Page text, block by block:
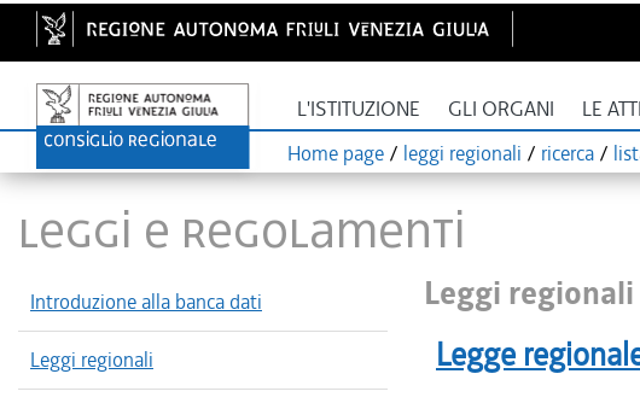
L'ISTITUZIONE GLI ORGANI LE
Home page / leggi regionali / ricerca /
LEGGI E REGOLAMENTI
Introduzione alla banca dati
Leggi regionali
Leggi regionali
Legge